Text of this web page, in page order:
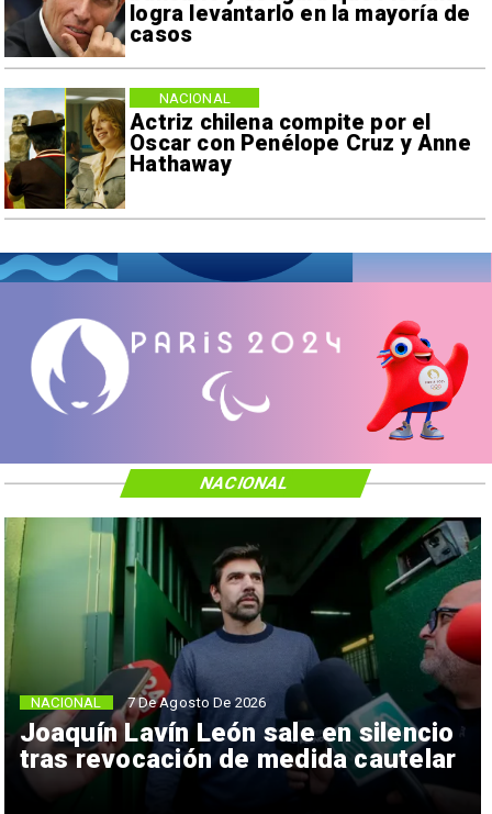
logra levantarlo en la mayoría de
casos
Actriz chilena compite por el
Oscar con Penélope Cruz y Anne
Hathaway
NACIONAL
Joaquín Lavín León sale en silencio
tras revocación de medida cautelar
NACIONAL 7 De Agosto De 2026
NACIONAL